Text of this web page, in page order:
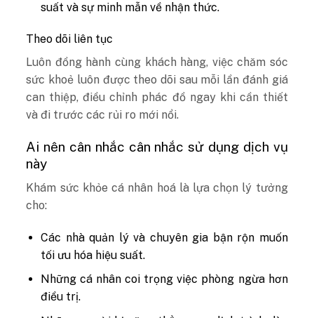
suất và sự minh mẫn về nhận thức.
Theo dõi liên tục
Luôn đồng hành cùng khách hàng, việc chăm sóc
sức khoẻ luôn được theo dõi sau mỗi lần đánh giá
can thiệp, điều chỉnh phác đồ ngay khi cần thiết
và đi trước các rủi ro mới nổi.
Ai nên cân nhắc cân nhắc sử dụng dịch vụ
này
Khám sức khỏe cá nhân hoá là lựa chọn lý tưởng
cho:
Các nhà quản lý và chuyên gia bận rộn muốn
tối ưu hóa hiệu suất.
Những cá nhân coi trọng việc phòng ngừa hơn
điều trị.